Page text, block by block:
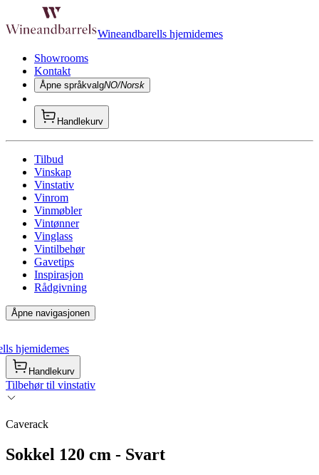
Wineandbarells hjemidemes
Showrooms
Kontakt
Åpne språkvalgNO/Norsk
Handlekurv
Tilbud
Vinskap
Vinstativ
Vinrom
Vinmøbler
Vintønner
Vinglass
Vintilbehør
Gavetips
Inspirasjon
Rådgivning
Åpne navigasjonen
hjemidemes
Handlekurv
Tilbehør til vinstativ
Caverack
Sokkel 120 cm - Svart